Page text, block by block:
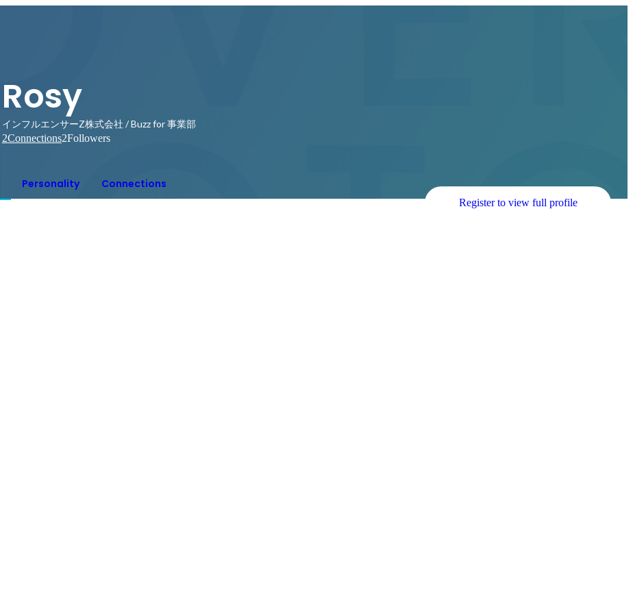
Rosy
インフルエンサーZ株式会社 / Buzz for 事業部
2Connections2Followers
Personality Connections
Register to view full profile